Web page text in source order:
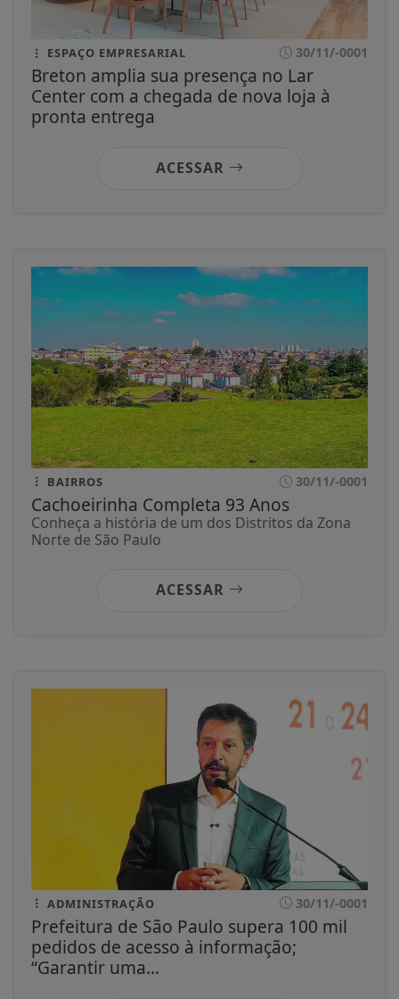
ESPAÇO EMPRESARIAL 30/11/-0001
Breton amplia sua presença no Lar
Center com a chegada de nova loja à
pronta entrega
ACESSAR
BAIRROS 30/11/-0001
Cachoeirinha Completa 93 Anos
Conheça a história de um dos Distritos da Zona
Norte de São Paulo
ACESSAR
ADMINISTRAÇÃO 30/11/-0001
Prefeitura de São Paulo supera 100 mil
pedidos de acesso à informação;
“Garantir uma...